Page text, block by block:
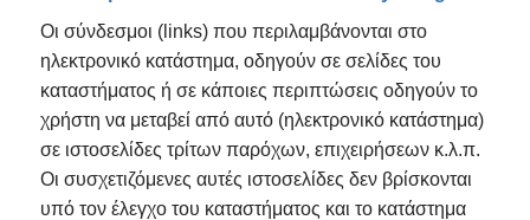
Οι σύνδεσμοι (links) που περιλαμβάνονται στο
ηλεκτρονικό κατάστημα, οδηγούν σε σελίδες του
καταστήματος ή σε κάποιες περιπτώσεις οδηγούν το
χρήστη να μεταβεί από αυτό (ηλεκτρονικό κατάστημα)
σε ιστοσελίδες τρίτων παρόχων, επιχειρήσεων κ.λ.π.
Οι συσχετιζόμενες αυτές ιστοσελίδες δεν βρίσκονται
υπό τον έλεγχο του καταστήματος και το κατάστημα